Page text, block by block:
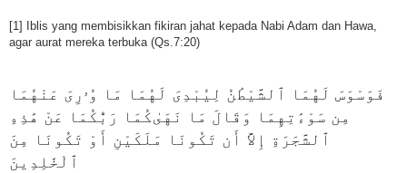
[1] Iblis yang membisikkan fikiran jahat kepada Nabi Adam dan Hawa,
agar aurat mereka terbuka (Qs.7:20)
ﻓَﻮَﺳْﻮَﺱَ ﻟَﻬُﻤَﺎ ٱﻟﺸَّﻴْﻂَٰﻦُ ﻟِﻴُﺒْﺪِﻯَ ﻟَﻬُﻤَﺎ ﻣَﺎ ﻭُۥﺭِﻯَ ﻋَﻨْﻬُﻤَﺎ
ﻣِﻦ ﺳَﻮْءَٰﺗِﻬِﻤَﺎ ﻭَﻗَﺎﻝَ ﻣَﺎ ﻧَﻬَﻰٰﻛُﻤَﺎ ﺭَﺑُّﻜُﻤَﺎ ﻋَﻦْ ﻫَٰﺬِﻩِ
ٱﻟﺸَّﺠَﺮَﺓِ ﺇِﻻَّٓ ﺃَﻥ ﺗَﻜُﻮﻧَﺎ ﻣَﻠَﻜَﻴْﻦِ ﺃَﻭْ ﺗَﻜُﻮﻧَﺎ ﻣِﻦَ
ٱﻟْﺨَٰﻠِﺪِﻳﻦَ